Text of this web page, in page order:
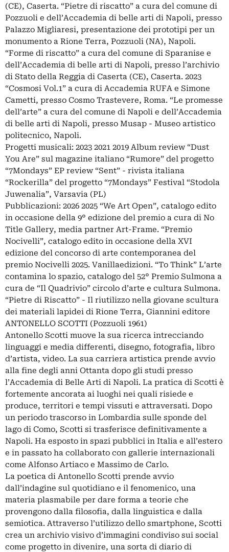
(CE), Caserta. “Pietre di riscatto” a cura del comune di
Pozzuoli e dell’Accademia di belle arti di Napoli, presso
Palazzo Migliaresi, presentazione dei prototipi per un
monumento a Rione Terra, Pozzuoli (NA), Napoli.
“Forme di riscatto” a cura del comune di Sparanise e
dell’Accademia di belle arti di Napoli, presso l’archivio
di Stato della Reggia di Caserta (CE), Caserta. 2023
“Cosmosi Vol.1” a cura di Accademia RUFA e Simone
Cametti, presso Cosmo Trastevere, Roma. “Le promesse
dell’arte” a cura del comune di Napoli e dell’Accademia
di belle arti di Napoli, presso Musap - Museo artistico
politecnico, Napoli.
Progetti musicali: 2023 2021 2019 Album review “Dust
You Are” sul magazine italiano “Rumore” del progetto
“7Mondays” EP review “Sent” - rivista italiana
“Rockerilla” del progetto “7Mondays” Festival “Stodola
Juwenalia”, Varsavia (PL)
Pubblicazioni: 2026 2025 “We Art Open”, catalogo edito
in occasione della 9° edizione del premio a cura di No
Title Gallery, media partner Art-Frame. “Premio
Nocivelli”, catalogo edito in occasione della XVI
edizione del concorso di arte contemporanea del
premio Nocivelli 2025. Vanillaedizioni. “To Think” L’arte
contamina lo spazio, catalogo del 52° Premio Sulmona a
cura de “Il Quadrivio” circolo d’arte e cultura Sulmona.
“Pietre di Riscatto” - Il riutilizzo nella giovane scultura
dei materiali lapidei di Rione Terra, Giannini editore
ANTONELLO SCOTTI (Pozzuoli 1961)
Antonello Scotti muove la sua ricerca intrecciando
linguaggi e media differenti, disegno, fotografia, libro
d’artista, video. La sua carriera artistica prende avvio
alla fine degli anni Ottanta dopo gli studi presso
l’Accademia di Belle Arti di Napoli. La pratica di Scotti è
fortemente ancorata ai luoghi nei quali risiede e
produce, territori e tempi vissuti e attraversati. Dopo
un periodo trascorso in Lombardia sulle sponde del
lago di Como, Scotti si trasferisce definitivamente a
Napoli. Ha esposto in spazi pubblici in Italia e all’estero
e in passato ha collaborato con gallerie internazionali
come Alfonso Artiaco e Massimo de Carlo.
La poetica di Antonello Scotti prende avvio
dall’indagine sul quotidiano e il fenomenico, una
materia plasmabile per dare forma a teorie che
provengono dalla filosofia, dalla linguistica e dalla
semiotica. Attraverso l’utilizzo dello smartphone, Scotti
crea un archivio visivo d’immagini condiviso sui social
come progetto in divenire, una sorta di diario di